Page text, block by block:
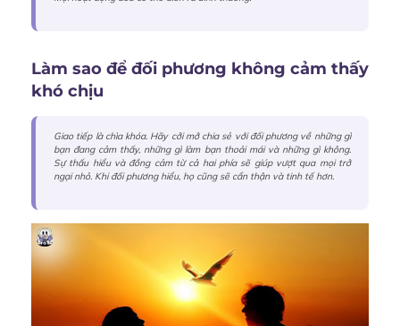
Làm sao để đối phương không cảm thấy
khó chịu
Giao tiếp là chìa khóa. Hãy cởi mở chia sẻ với đối phương về những gì
bạn đang cảm thấy, những gì làm bạn thoải mái và những gì không.
Sự thấu hiểu và đồng cảm từ cả hai phía sẽ giúp vượt qua mọi trở
ngại nhỏ. Khi đối phương hiểu, họ cũng sẽ cẩn thận và tinh tế hơn.